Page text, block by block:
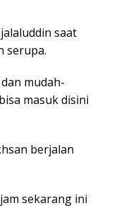
saat
serupa.
mudah-
masuk disini
berjalan
sekarang ini